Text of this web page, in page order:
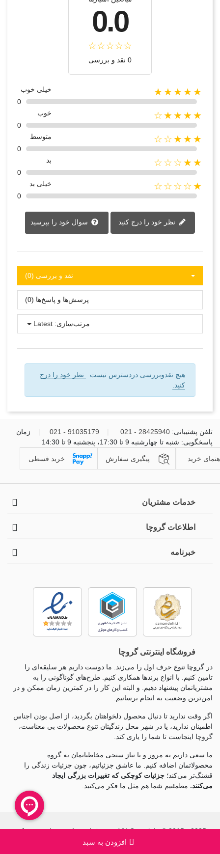
0.0
0 نقد و بررسی
★★★★★
خیلی خوب
0
★★★★☆
خوب
0
★★★☆☆
متوسط
0
★★☆☆☆
بد
0
★☆☆☆☆
خیلی بد
0
سوال خود را بپرسید
نقد و بررسی‌‌ (0)
پرسش‌ها و پاسخ‌ها (0)
مرتب‌سازی: Latest
هیچ نقدوبررسی دردسترس نیست
نظر خود را درج
کنید.
تلفن پشتیبانی: 28425940 - 021
91035179 - 021
زمان
پاسخگویی: شنبه تا چهارشنبه 9 تا 17:30، پنجشنبه 9 تا 14:30
خرید پیگیری سفارش خرید قسطی
خدمات مشتریان
اطلاعات گروچا
خبرنامه
فروشگاه اینترنتی گروچا
در گروچا تنوع حرف اول را می‌زند. ما دوست داریم هر سلیقه‌ای را
تامین کنیم. با انواع برندها همکاری کنیم. طرح‌های گوناگونی را به
مشتریانمان پیشنهاد دهیم. و البته این کار را در کمترین زمان ممکن و در
امن‌ترین وضعیت به انجام برسانیم.
اگر وقت ندارید تا دنبال محصول دلخواهتان بگردید، از اصل بودن اجناس
اطمینان ندارید، یا در شهر محل زندگیتان تنوع محصولات بی معناست،
گروچا اینجاست تا شما را یاری کند.
ما سعی داریم به مرور و با نیاز سنجی مخاطبانمان به گروه
محصولاتمان اضافه کنیم. ما عاشق جزئياتیم، چون جزئيات زندگی را
قشنگ‌تر می‌کند؛ جزئیات کوچکی که تغییرات بزرگی ایجاد
می‌کنند. مطمئنیم شما هم مثل ما فکر می‌کنید.
Copyright © 2015 - 2025 | کلیه حقوق این سایت متعلق به شرکت
توسعه ماندگار گشتا (فروشگاه آنلاین گروچا) است.
افزودن به سبد